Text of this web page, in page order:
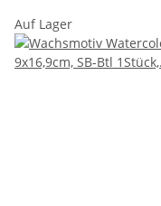
Auf Lager